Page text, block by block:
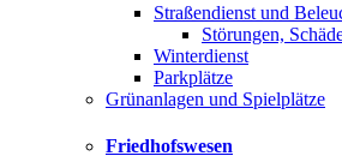
Straßendienst und
Störungen,
Winterdienst
Parkplätze
Grünanlagen und Spielplätze
Friedhofswesen